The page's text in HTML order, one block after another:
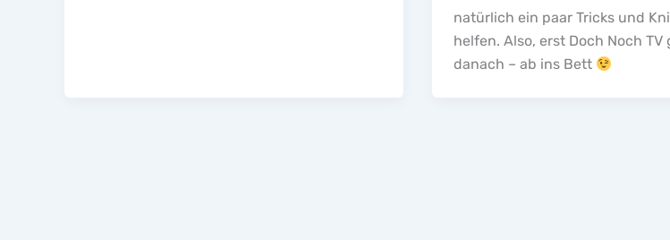
natürlich ein paar Tricks und
helfen. Also, erst Doch Noch TV
danach – ab ins Bett